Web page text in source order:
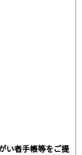
い者手帳等をご提